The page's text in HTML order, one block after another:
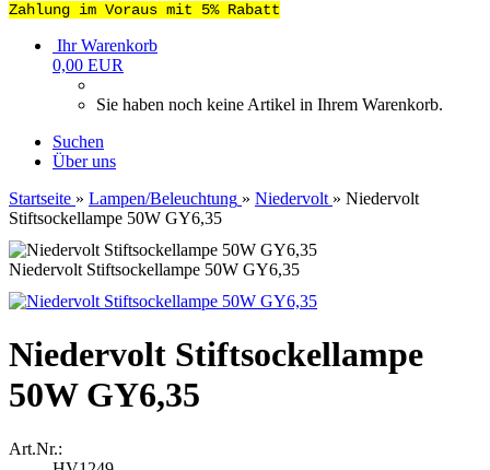
Zahlung im Voraus mit 5% Rabatt
Ihr Warenkorb
0,00 EUR
Sie haben noch keine Artikel in Ihrem Warenkorb.
Suchen
Über uns
Startseite » Lampen/Beleuchtung » Niedervolt » Niedervolt
Stiftsockellampe 50W GY6,35
Niedervolt Stiftsockellampe 50W GY6,35
Niedervolt Stiftsockellampe
50W GY6,35
Art.Nr.: